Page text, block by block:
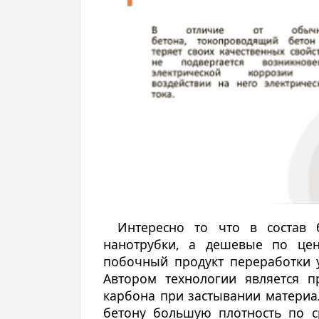
Интересно то что в состав
нанотрубки, а дешевые по
побочный продукт переработки
Автором технологии является
карбона при застывании
бетону большую плотность